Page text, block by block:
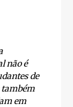
não é
de
também
em